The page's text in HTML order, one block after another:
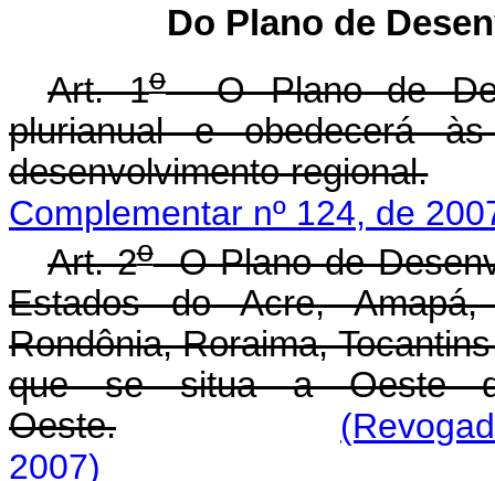
Do Plano de
Art. 1oO Plano de
plurianual e obedecerá
desenvolvimento regional.
Complementar nº 124, de
Art. 2oO Plano de
Estados do Acre,
Rondônia, Roraima,
que se situa a Oeste
Oeste.
2007)